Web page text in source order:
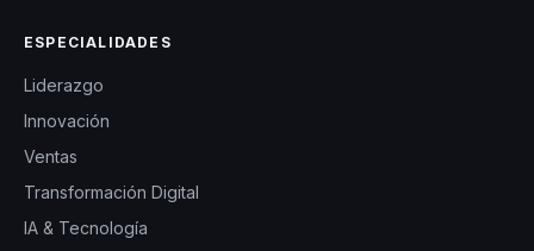
ESPECIALIDADES
Liderazgo
Innovación
Ventas
Transformación Digital
IA & Tecnología